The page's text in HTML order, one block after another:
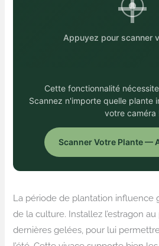
Appuyez pour scanner
Cette fonctionnalité
Scannez n'importe quelle plante
votre caméra
Scanner Votre Plante —
La période de plantation influence
de la culture. Installez l’estragon
dernières gelées, pour lui